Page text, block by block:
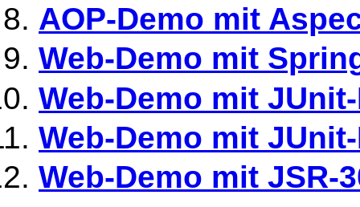
AOP-Demo mit
Web-Demo mit
Web-Demo mit
Web-Demo mit
Web-Demo mit JSR-